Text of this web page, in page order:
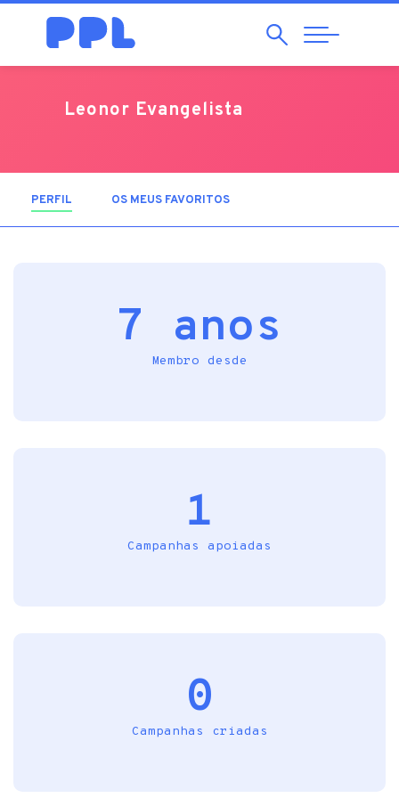
Pesquisar
Abrir
Navegação
Leonor Evangelista
PERFIL (SEPARADOR ATIVO)
OS MEUS FAVORITOS
7 anos
Membro desde
1
Campanhas apoiadas
0
Campanhas criadas